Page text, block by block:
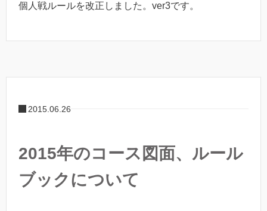
個人戦ルールを改正しました。ver3です。
2015.06.26
2015年のコース図面、ルール
ブックについて